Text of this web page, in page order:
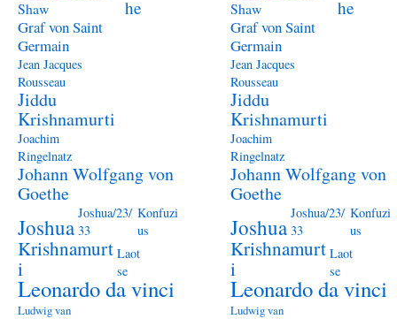
Shaw
he
Graf von Saint
Germain
Jean Jacques
Rousseau
Jiddu
Krishnamurti
Joachim
Ringelnatz
Johann Wolfgang von
Goethe
Joshua
Joshua/23/
33
Konfuzi
us
Krishnamurt
i
Laot
se
Leonardo da vinci
Ludwig van
Shaw
he
Graf von Saint
Germain
Jean Jacques
Rousseau
Jiddu
Krishnamurti
Joachim
Ringelnatz
Johann Wolfgang von
Goethe
Joshua
Joshua/23/
33
Konfuzi
us
Krishnamurt
i
Laot
se
Leonardo da vinci
Ludwig van